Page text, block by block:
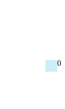
0